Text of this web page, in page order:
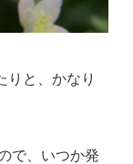
りと、かなり
で、いつか発